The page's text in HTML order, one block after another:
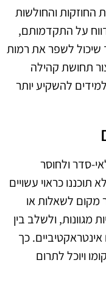
החוזקות והחולשות
על התקדמותם,
שיכול לשפר את רמות
תחושת קהילה
להשקיע יותר
סדר ולחוסר
כראוי עשויים
מקום לשאלות או
מגוונות, ולשלב בין
אינטראקטיביים. כך
ויוכל לתרום